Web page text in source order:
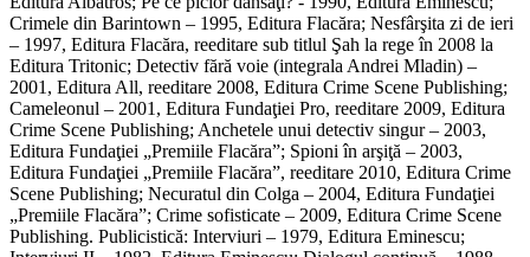
Crimele din Barintown – 1995, Editura Flacăra; Nesfârşita zi de ieri
– 1997, Editura Flacăra, reeditare sub titlul Şah la rege în 2008 la
Editura Tritonic; Detectiv fără voie (integrala Andrei Mladin) –
2001, Editura All, reeditare 2008, Editura Crime Scene Publishing;
Cameleonul – 2001, Editura Fundaţiei Pro, reeditare 2009, Editura
Crime Scene Publishing; Anchetele unui detectiv singur – 2003,
Editura Fundaţiei „Premiile Flacăra”; Spioni în arşiţă – 2003,
Editura Fundaţiei „Premiile Flacăra”, reeditare 2010, Editura Crime
Scene Publishing; Necuratul din Colga – 2004, Editura Fundaţiei
„Premiile Flacăra”; Crime sofisticate – 2009, Editura Crime Scene
Publishing. Publicistică: Interviuri – 1979, Editura Eminescu;